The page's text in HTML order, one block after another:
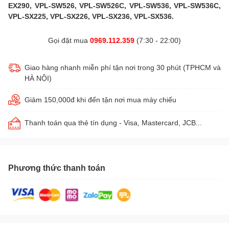
EX290, VPL-SW526, VPL-SW526C, VPL-SW536, VPL-SW536C,
VPL-SX225, VPL-SX226, VPL-SX236, VPL-SX536.
Gọi đặt mua 0969.112.359 (7:30 - 22:00)
Giao hàng nhanh miễn phí tận nơi trong 30 phút (TPHCM và
HÀ NỘI)
Giảm 150,000đ khi đến tận nơi mua máy chiếu
Thanh toán qua thẻ tín dụng - Visa, Mastercard, JCB...
Phương thức thanh toán